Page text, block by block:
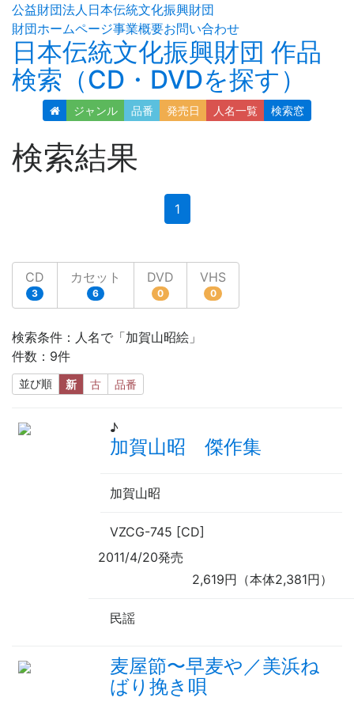
公益財団法人日本伝統文化振興財団
財団ホームページ事業概要お問い合わせ
日本伝統文化振興財団 作品
検索（CD・DVDを探す）
ジャンル 品番 発売日 人名一覧 検索窓
検索結果
1(current)
CD
3
カセット
6
DVD
0
VHS
0
検索条件：人名で「加賀山昭絵」
件数：9件
並び順 新 古 品番
♪
加賀山昭 傑作集
加賀山昭
VZCG-745 [CD]
2011/4/20発売
2,619円（本体2,381円）
民謡
麦屋節〜早麦や／美浜ね
ばり挽き唄